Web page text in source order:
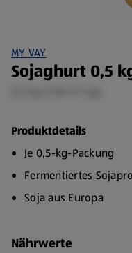
MY VAY
Sojaghurt 0,5
Produktdetails
Je 0,5-kg-Packung
Fermentiertes
Soja aus Europa
Nährwerte